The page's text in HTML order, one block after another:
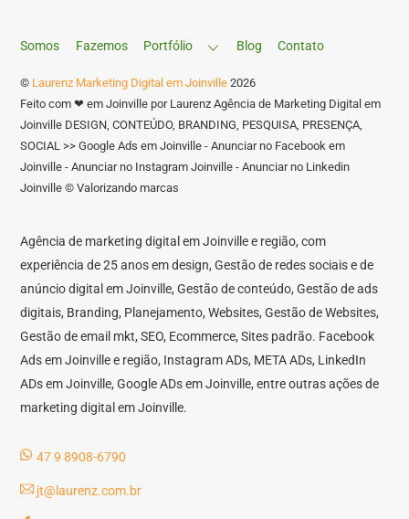
Somos Fazemos Portfólio Blog Contato
© Laurenz Marketing Digital em Joinville 2026
Feito com ❤ em Joinville por Laurenz Agência de Marketing Digital em
Joinville DESIGN, CONTEÚDO, BRANDING, PESQUISA, PRESENÇA,
SOCIAL >> Google Ads em Joinville - Anunciar no Facebook em
Joinville - Anunciar no Instagram Joinville - Anunciar no Linkedin
Joinville © Valorizando marcas
Agência de marketing digital em Joinville e região, com
experiência de 25 anos em design, Gestão de redes sociais e de
anúncio digital em Joinville, Gestão de conteúdo, Gestão de ads
digitais, Branding, Planejamento, Websites, Gestão de Websites,
Gestão de email mkt, SEO, Ecommerce, Sites padrão. Facebook
Ads em Joinville e região, Instagram ADs, META ADs, LinkedIn
ADs em Joinville, Google ADs em Joinville, entre outras ações de
marketing digital em Joinville.
47 9 8908-6790
jt@laurenz.com.br